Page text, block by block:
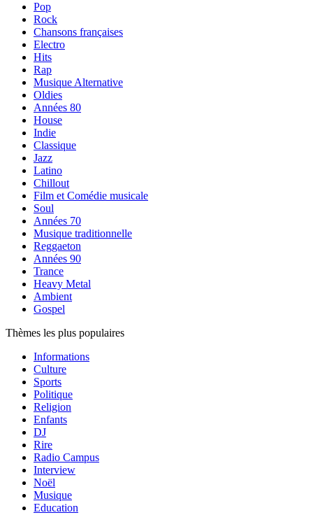
Pop
Rock
Chansons françaises
Electro
Hits
Rap
Musique Alternative
Oldies
Années 80
House
Indie
Classique
Jazz
Latino
Chillout
Film et Comédie musicale
Soul
Années 70
Musique traditionnelle
Reggaeton
Années 90
Trance
Heavy Metal
Ambient
Gospel
Thèmes les plus populaires
Informations
Culture
Sports
Politique
Religion
Enfants
DJ
Rire
Radio Campus
Interview
Noël
Musique
Education